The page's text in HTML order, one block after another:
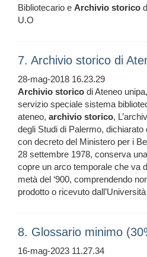
Bibliotecario e Archivio storico
U.O
7. Archivio storico di
28-mag-2018 16.23.29
Archivio storico di Ateneo
servizio speciale sistema
ateneo, archivio storico,
degli Studi di Palermo,
con decreto del Ministero per i
28 settembre 1978, conserva
copre un arco temporale che va
metà del ‘900, comprendendo
prodotto o ricevuto dall’Università
8. Glossario minimo
16-mag-2023 11.27.34